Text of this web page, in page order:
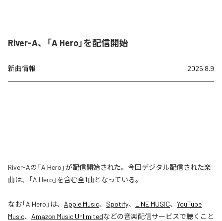
River-A、「A Hero」を配信開始
新曲情報 2026.8.9
River-Aの「A Hero」が配信開始された。今回デジタル配信された楽
曲は、「A Hero」を含む全1曲となっている。
なお「A Hero 」は、 Apple Music、 Spotify、 LINE MUSIC、 YouTube
Music、 Amazon Music Unlimitedなどの音楽配信サービスで聴くこと